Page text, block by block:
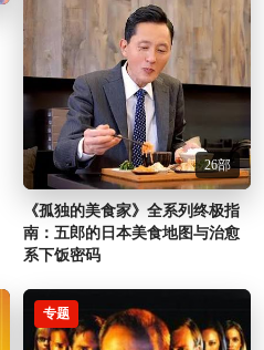
26部
《孤独的美食家》全系列终极指
南：五郎的日本美食地图与治愈
系下饭密码
专题